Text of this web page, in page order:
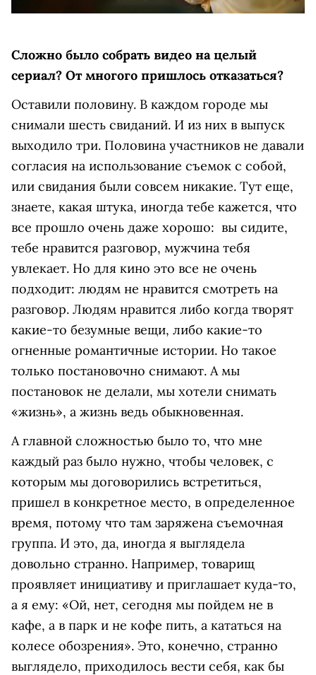
Сложно было собрать видео на целый
сериал? От многого пришлось отказаться?
Оставили половину. В каждом городе мы
снимали шесть свиданий. И из них в выпуск
выходило три. Половина участников не давали
согласия на использование съемок с собой,
или свидания были совсем никакие. Тут еще,
знаете, какая штука, иногда тебе кажется, что
все прошло очень даже хорошо: вы сидите,
тебе нравится разговор, мужчина тебя
увлекает. Но для кино это все не очень
подходит: людям не нравится смотреть на
разговор. Людям нравится либо когда творят
какие-то безумные вещи, либо какие-то
огненные романтичные истории. Но такое
только постановочно снимают. А мы
постановок не делали, мы хотели снимать
«жизнь», а жизнь ведь обыкновенная.
А главной сложностью было то, что мне
каждый раз было нужно, чтобы человек, с
которым мы договорились встретиться,
пришел в конкретное место, в определенное
время, потому что там заряжена съемочная
группа. И это, да, иногда я выглядела
довольно странно. Например, товарищ
проявляет инициативу и приглашает куда-то,
а я ему: «Ой, нет, сегодня мы пойдем не в
кафе, а в парк и не кофе пить, а кататься на
колесе обозрения». Это, конечно, странно
выглядело, приходилось вести себя, как бы